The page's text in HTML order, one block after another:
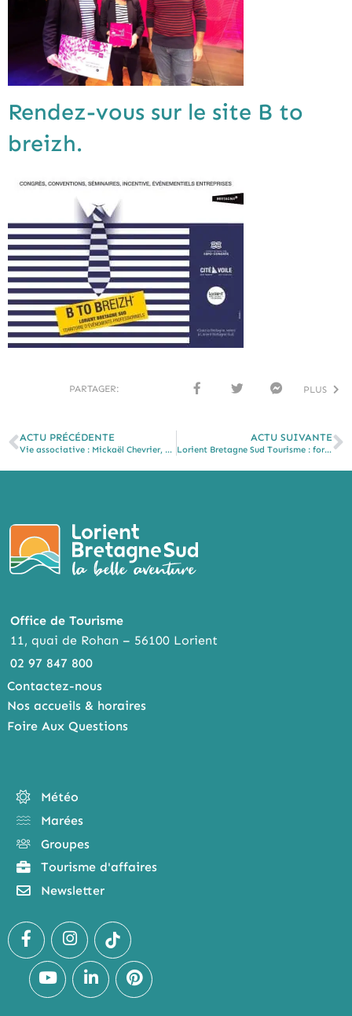
Rendez-vous sur le site B to
breizh.
PARTAGER:
ER
PLUS
ACTU PRÉCÉDENTE
Vie associative : Mickaël Chevrier, nouveau Président de l’office de tourisme de Lorient Agglomération.
ACTU SUIVANTE
Lorient Bretagne Sud Tourisme : formation sur les offres du territoire
Office de Tourisme
11, quai de Rohan – 56100 Lorient
02 97 847 800
Contactez-nous
Nos accueils & horaires
Foire Aux Questions
Météo
Marées
Groupes
Tourisme d'affaires
Newsletter